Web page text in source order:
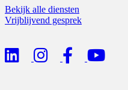
Bekijk alle diensten
Vrijblijvend gesprek